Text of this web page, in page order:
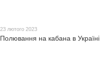
23 лютого 2023
Полювання на кабана в Україні